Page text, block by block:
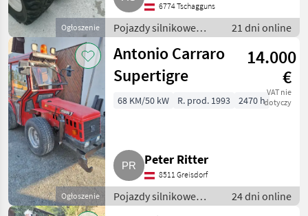
Ogłoszenie
6774 Tschagguns
Pojazdy silnikowe
rolnicze /
Transportery rolnicze
21 dni online
Ogłoszenie
Antonio Carraro
Supertigre
14.000
€
VAT nie
dotyczy
68 KM/50 kW R. prod. 1993 2470 h
Peter Ritter
8511 Greisdorf
Pojazdy silnikowe
rolnicze /
24 dni online